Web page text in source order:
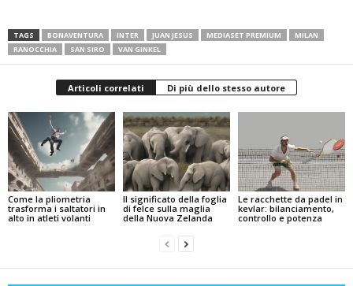
TAGS BONAVENTURA INTER JUAN JESUS MEDIASET PREMIUM
MILAN
RANOCCHIA
SAN SIRO VAN GINKEL
Articoli correlati Di più dello stesso autore
Come la pliometria
trasforma i saltatori in
alto in atleti volanti
Il significato della foglia
di felce sulla maglia
della Nuova Zelanda
Le racchette da padel in
kevlar: bilanciamento,
controllo e potenza